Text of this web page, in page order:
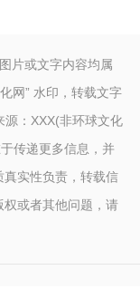
片或文字内容均属
网” 水印，转载文字
源：XXX(非环球文化
传递更多信息，并
实性负责，转载信
或者其他问题，请